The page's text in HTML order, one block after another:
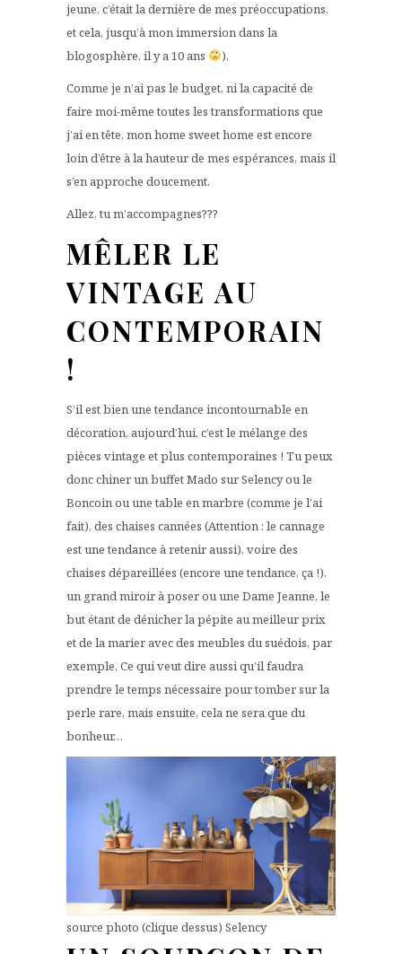
jeune, c’était la dernière de mes préoccupations,
et cela, jusqu’à mon immersion dans la
blogosphère, il y a 10 ans
).
Comme je n’ai pas le budget, ni la capacité de
faire moi-même toutes les transformations que
j’ai en tête, mon home sweet home est encore
loin d’être à la hauteur de mes espérances, mais il
s’en approche doucement.
Allez, tu m’accompagnes???
MÊLER LE
VINTAGE AU
CONTEMPORAIN
!
S’il est bien une tendance incontournable en
décoration, aujourd’hui, c’est le mélange des
pièces vintage et plus contemporaines ! Tu peux
donc chiner un buffet Mado sur Selency ou le
Boncoin ou une table en marbre (comme je l’ai
fait), des chaises cannées (Attention : le cannage
est une tendance à retenir aussi), voire des
chaises dépareillées (encore une tendance, ça !),
un grand miroir à poser ou une Dame Jeanne, le
but étant de dénicher la pépite au meilleur prix
et de la marier avec des meubles du suédois, par
exemple. Ce qui veut dire aussi qu’il faudra
prendre le temps nécessaire pour tomber sur la
perle rare, mais ensuite, cela ne sera que du
bonheur…
source photo (clique dessus) Selency